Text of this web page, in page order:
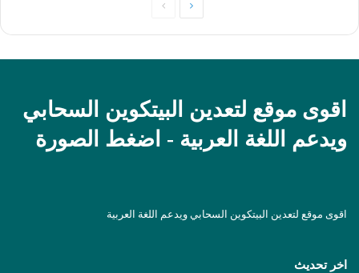
الصفحةالصفحة
اقوى موقع لتعدين البيتكوين السحابي
ويدعم اللغة العربية - اضغط الصورة
اقوى موقع لتعدين البيتكوين السحابي ويدعم اللغة العربية
اخر تحديث